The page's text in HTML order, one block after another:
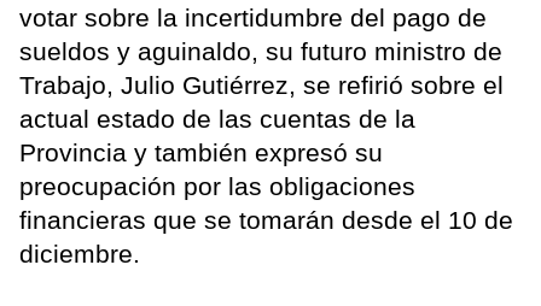
votar sobre la incertidumbre del pago de
sueldos y aguinaldo, su futuro ministro de
Trabajo, Julio Gutiérrez, se refirió sobre el
actual estado de las cuentas de la
Provincia y también expresó su
preocupación por las obligaciones
financieras que se tomarán desde el 10 de
diciembre.